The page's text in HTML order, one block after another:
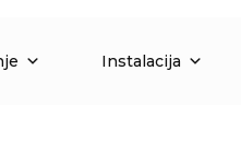
Instalacija